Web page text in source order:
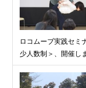
ロコムーブ実践セミ
少人数制＞、開催し